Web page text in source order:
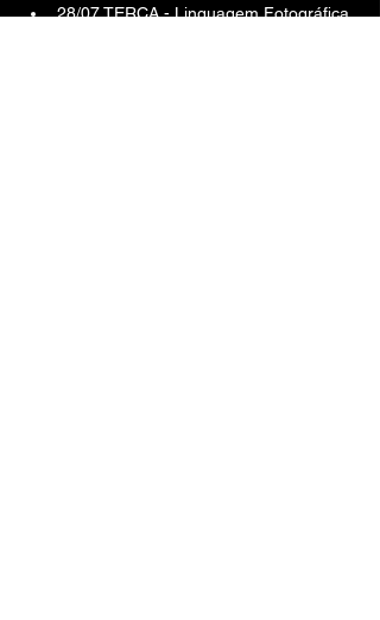
28/07 TERÇA - Linguagem Fotográfica